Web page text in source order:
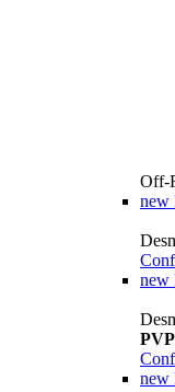
Off-
new
new
new